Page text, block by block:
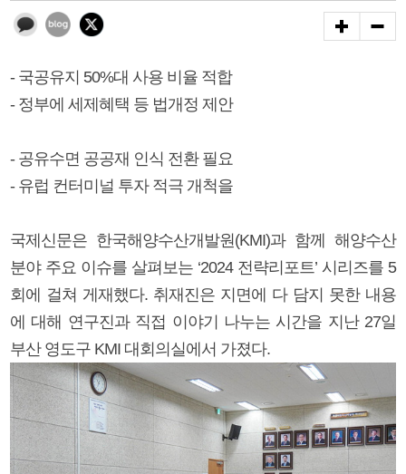
- 국공유지 50%대 사용 비율 적합
- 정부에 세제혜택 등 법개정 제안
- 공유수면 공공재 인식 전환 필요
- 유럽 컨터미널 투자 적극 개척을
국제신문은 한국해양수산개발원(KMI)과 함께 해양수산
분야 주요 이슈를 살펴보는 ‘2024 전략리포트’ 시리즈를 5
회에 걸쳐 게재했다. 취재진은 지면에 다 담지 못한 내용
에 대해 연구진과 직접 이야기 나누는 시간을 지난 27일
부산 영도구 KMI 대회의실에서 가졌다.